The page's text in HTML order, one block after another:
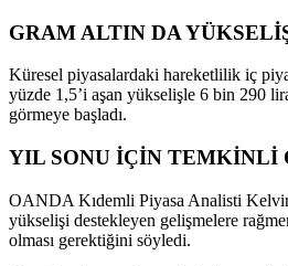
GRAM ALTIN DA
Küresel piyasalardaki hareketlilik iç
yüzde 1,5’i aşan yükselişle 6 bin 290
görmeye başladı.
YIL SONU İÇİN TEMKİNLİ
OANDA Kıdemli Piyasa Analisti
yükselişi destekleyen gelişmelere
olması gerektiğini söyledi.